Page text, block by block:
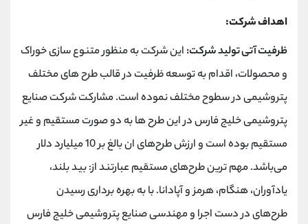
اهداف شرکت:
ظرفیت آتی تولید شرکت: این شرکت به منظور متنوع سازی خوراک
و محصولات، اقدام به توسعه ظرفیت در قالب طرح های مختلف
پتروشیمی در سطوح مختلف نموده است. مشارکت شرکت صنایع
پتروشیمی خلیج فارس در این طرح ها به دو صورت مستقیم و غیر
مستقیم بوده است و ارزش طرح‌های ان بالغ بر 10 میلیارد دلار
می‌باشد. مهم ترین طرح‌های مستقیم عبارتند از: بید بلند،
یادآوران، هنگام، هرمز و آپادانا. با به بهره برداری رسیدن
طرح‌های در دست اجرا و مهندسی صنایع پتروشیمی خلیج فارس